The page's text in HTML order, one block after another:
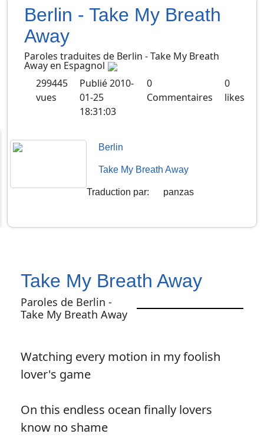
Berlin - Take My Breath
Away
Paroles traduites de Berlin -Take My Breath
Away en Espagnol
299445
vues
Publié2010-
01-25
18:31:03
0
Commentaires
0
likes
Berlin
Take My Breath Away
Traduction par: panzas
Take My Breath Away
Paroles de Berlin -
Take My Breath Away
Watching every motion in my foolish
lover's game
On this endless ocean finally lovers
know no shame